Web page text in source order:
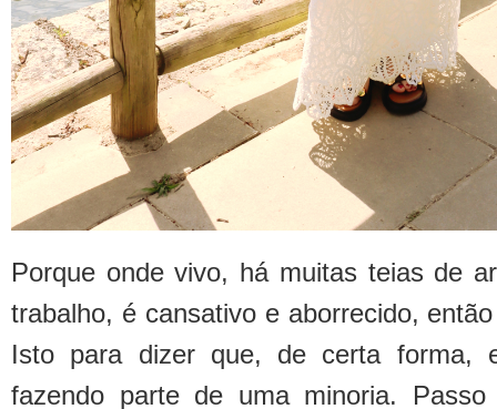
Porque onde vivo, há muitas teias de
trabalho, é cansativo e aborrecido,
Isto para dizer que, de certa forma,
fazendo parte de uma minoria.